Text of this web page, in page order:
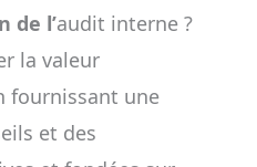
de l’audit interne ?
la valeur
fournissant une
et des